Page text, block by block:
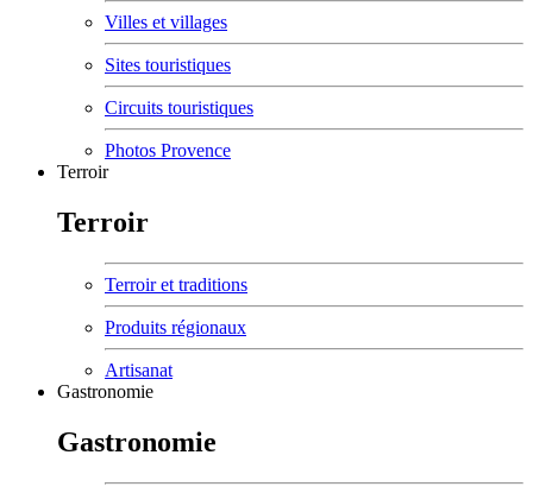
Villes et villages
Sites touristiques
Circuits touristiques
Photos Provence
Terroir
Terroir
Terroir et traditions
Produits régionaux
Artisanat
Gastronomie
Gastronomie